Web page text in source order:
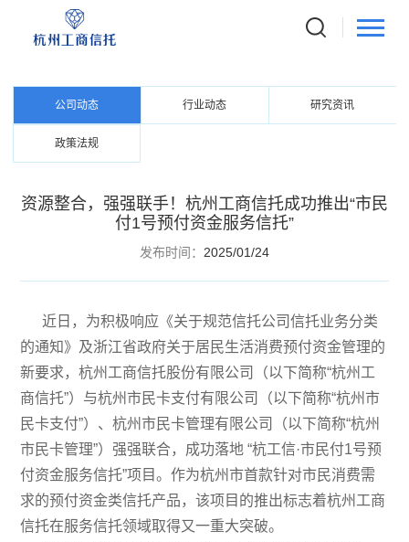
资讯中心
公司动态 行业动态 研究资讯
政策法规
资源整合，强强联手！杭州工商信托成功推出“市民
付1号预付资金服务信托”
发布时间： 2025/01/24
近日，为积极响应《关于规范信托公司信托业务分类
的通知》及浙江省政府关于居民生活消费预付资金管理的
新要求，杭州工商信托股份有限公司（以下简称“杭州工
商信托”）与杭州市民卡支付有限公司（以下简称“杭州市
民卡支付”）、杭州市民卡管理有限公司（以下简称“杭州
市民卡管理”）强强联合，成功落地 “杭工信·市民付1号预
付资金服务信托”项目。作为杭州市首款针对市民消费需
求的预付资金类信托产品，该项目的推出标志着杭州工商
信托在服务信托领域取得又一重大突破。